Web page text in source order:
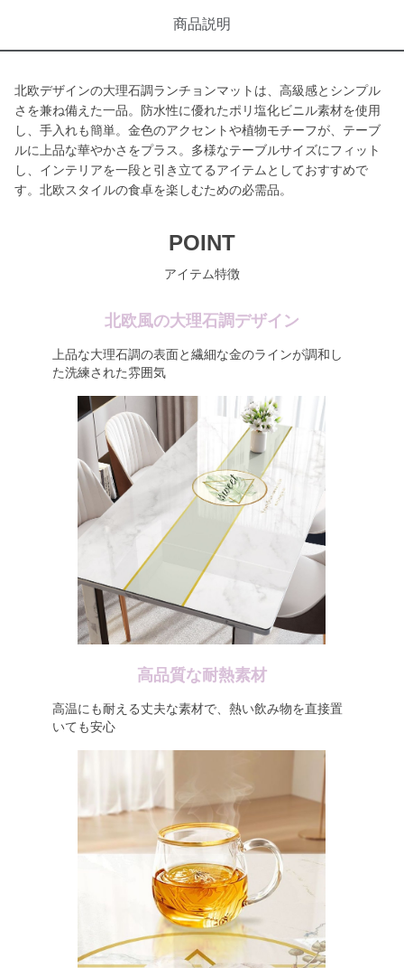
商品説明
北欧デザインの大理石調ランチョンマットは、高級感とシンプル
さを兼ね備えた一品。防水性に優れたポリ塩化ビニル素材を使用
し、手入れも簡単。金色のアクセントや植物モチーフが、テーブ
ルに上品な華やかさをプラス。多様なテーブルサイズにフィット
し、インテリアを一段と引き立てるアイテムとしておすすめで
す。北欧スタイルの食卓を楽しむための必需品。
POINT
アイテム特徴
北欧風の大理石調デザイン
上品な大理石調の表面と繊細な金のラインが調和し
た洗練された雰囲気
高品質な耐熱素材
高温にも耐える丈夫な素材で、熱い飲み物を直接置
いても安心